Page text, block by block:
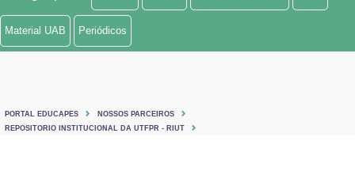
Ministério de Minas e Energia
Ministério do Turismo
Material UAB Periódicos
PORTAL EDUCAPES
NOSSOS PARCEIROS
REPOSITORIO INSTITUCIONAL DA UTFPR - RIUT